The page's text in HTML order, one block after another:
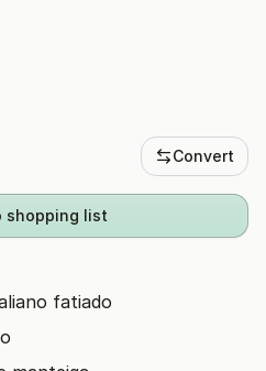
Convert
shopping list
fatiado